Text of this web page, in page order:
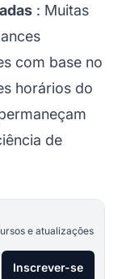
: Muitas
com base no
horários do
de
e atualizações
Inscrever-se